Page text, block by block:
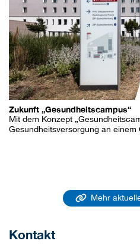
Zukunft „Gesundheitscampus“
Mit dem Konzept
Gesundheitsversorgung an einem
Mehr
Kontakt